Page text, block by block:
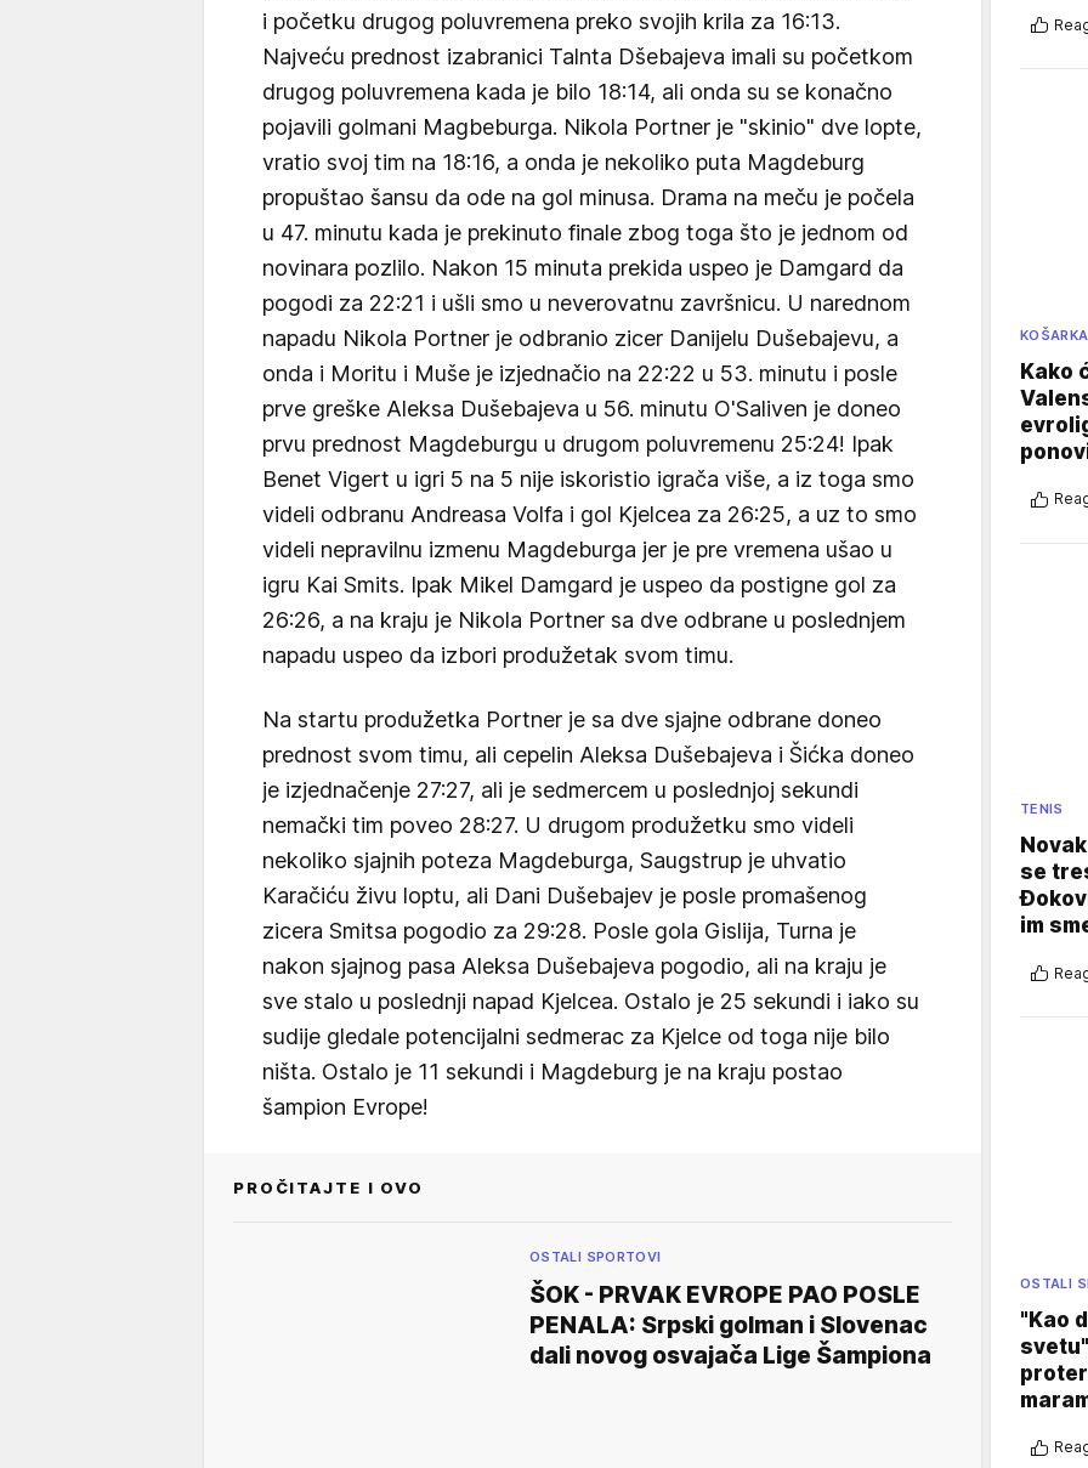
i početku drugog poluvremena preko svojih krila za 16:13.
Najveću prednost izabranici Talnta Dšebajeva imali su početkom
drugog poluvremena kada je bilo 18:14, ali onda su se konačno
pojavili golmani Magbeburga. Nikola Portner je "skinio" dve lopte,
vratio svoj tim na 18:16, a onda je nekoliko puta Magdeburg
propuštao šansu da ode na gol minusa. Drama na meču je počela
u 47. minutu kada je prekinuto finale zbog toga što je jednom od
novinara pozlilo. Nakon 15 minuta prekida uspeo je Damgard da
pogodi za 22:21 i ušli smo u neverovatnu završnicu. U narednom
napadu Nikola Portner je odbranio zicer Danijelu Dušebajevu, a
onda i Moritu i Muše je izjednačio na 22:22 u 53. minutu i posle
prve greške Aleksa Dušebajeva u 56. minutu O'Saliven je doneo
prvu prednost Magdeburgu u drugom poluvremenu 25:24! Ipak
Benet Vigert u igri 5 na 5 nije iskoristio igrača više, a iz toga smo
videli odbranu Andreasa Volfa i gol Kjelcea za 26:25, a uz to smo
videli nepravilnu izmenu Magdeburga jer je pre vremena ušao u
igru Kai Smits. Ipak Mikel Damgard je uspeo da postigne gol za
26:26, a na kraju je Nikola Portner sa dve odbrane u poslednjem
napadu uspeo da izbori produžetak svom timu.
Na startu produžetka Portner je sa dve sjajne odbrane doneo
prednost svom timu, ali cepelin Aleksa Dušebajeva i Šićka doneo
je izjednačenje 27:27, ali je sedmercem u poslednjoj sekundi
nemački tim poveo 28:27. U drugom produžetku smo videli
nekoliko sjajnih poteza Magdeburga, Saugstrup je uhvatio
Karačiću živu loptu, ali Dani Dušebajev je posle promašenog
zicera Smitsa pogodio za 29:28. Posle gola Gislija, Turna je
nakon sjajnog pasa Aleksa Dušebajeva pogodio, ali na kraju je
sve stalo u poslednji napad Kjelcea. Ostalo je 25 sekundi i iako su
sudije gledale potencijalni sedmerac za Kjelce od toga nije bilo
ništa. Ostalo je 11 sekundi i Magdeburg je na kraju postao
šampion Evrope!
PROČITAJTE I OVO
OSTALI SPORTOVI
ŠOK - PRVAK EVROPE PAO POSLE
PENALA: Srpski golman i Slovenac
dali novog osvajača Lige Šampiona
KOŠARKA
Kako
TENIS
se
im
OSTALI
"Kao